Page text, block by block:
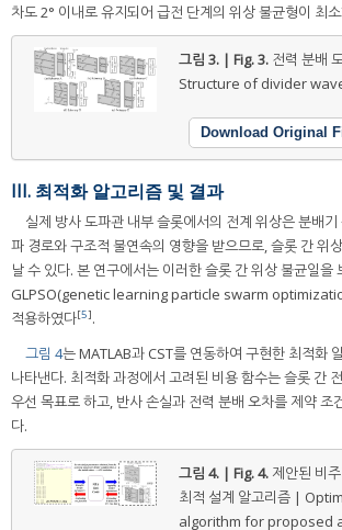
차도 2° 이내로 유지되어 급전 단계의 위상 불균형이 최
그림 3. | Fig. 3. 전력 분배
Structure of divider
Download Original
III. 최적화 알고리즘 및 결과
실제 방사 도파관 내부 슬롯에서의 전계 위상은 분배
파 경로와 구조적 불연속의 영향을 받으므로, 슬롯 간 위
날 수 있다. 본 연구에서는 이러한 슬롯 간 위상 불균일을
GLPSO(genetic learning particle swarm
적용하였다[5].
그림 4는 MATLAB과 CST를 연동하여 구현한 최적화
나타낸다. 최적화 과정에서 고려된 비용 함수는 슬롯 간
우선 목표로 하고, 반사 손실과 전력 분배 오차를 제약 조
다.
그림 4. | Fig. 4. 제안된 비
최적 설계 알고리즘 |
algorithm for proposed